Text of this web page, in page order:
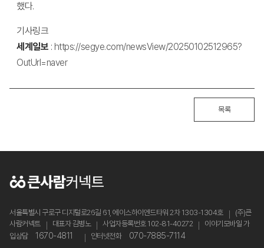
했다.
기사링크
세계일보 : https://segye.com/newsView/20250102512965?
OutUrl=naver
목록
서울특별시 구로구 디지털로26길 61, 에이스하이엔드타워 2차 1303-1304호
(주)큰
사람커넥트
대표자 김병노 사업자등록번호 102-81-40272
이야기모바일 가
입상담
1670-4811 인터넷전화 070-7885-7114